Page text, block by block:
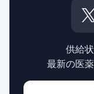
供給
最新の医